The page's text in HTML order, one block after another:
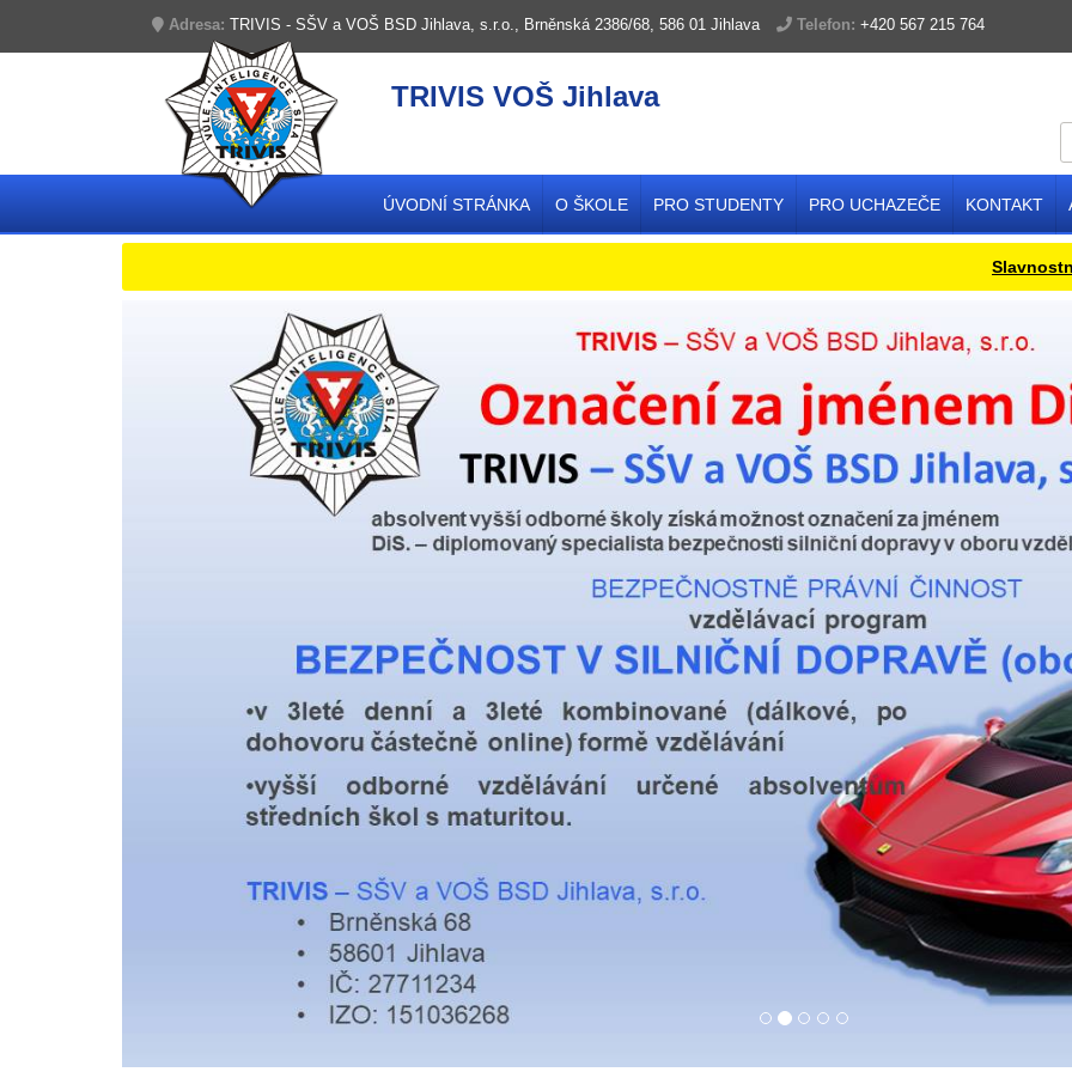
Adresa: TRIVIS - SŠV a VOŠ BSD Jihlava, s.r.o., Brněnská 2386/68, 586 01 Jihlava Telefon: +420 567 215 764
TRIVIS VOŠ Jihlava
ÚVODNÍ STRÁNKA O ŠKOLE PRO STUDENTY PRO UCHAZEČE KONTAKT
Slavnostní